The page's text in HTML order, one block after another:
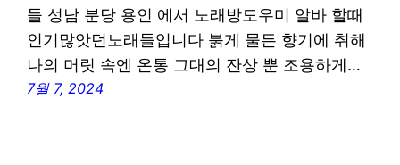
들 성남 분당 용인 에서 노래방도우미 알바 할때
인기많앗던노래들입니다 붉게 물든 향기에 취해
나의 머릿 속엔 온통 그대의 잔상 뿐 조용하게…
7월 7, 2024